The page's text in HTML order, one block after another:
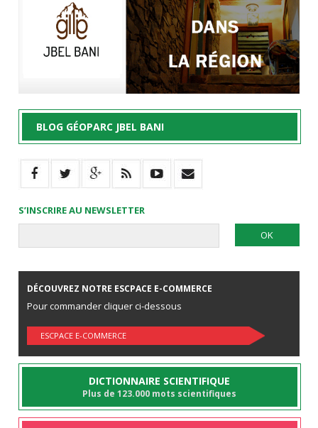
BLOG GÉOPARC JBEL BANI
S’INSCRIRE AU NEWSLETTER
DÉCOUVREZ NOTRE ESCPACE E-COMMERCE
Pour commander cliquer ci-dessous
ESCPACE E-COMMERCE
DICTIONNAIRE SCIENTIFIQUE
Plus de 123.000 mots scientifiques